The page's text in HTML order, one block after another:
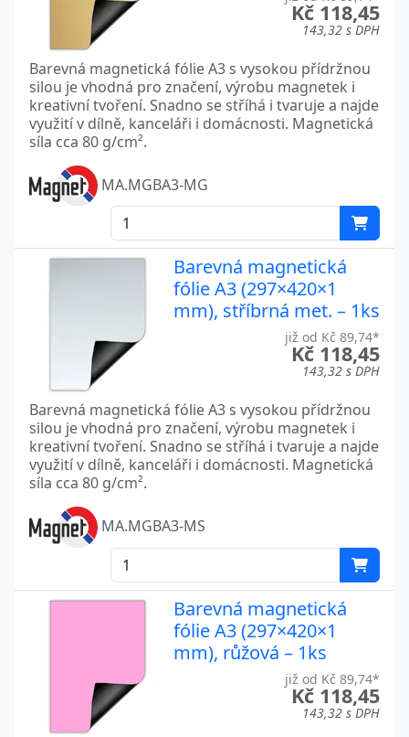
Kč 118,45
143,32 s DPH
Barevná magnetická fólie A3 s vysokou přídržnou
silou je vhodná pro značení, výrobu magnetek i
kreativní tvoření. Snadno se stříhá i tvaruje a najde
využití v dílně, kanceláři i domácnosti. Magnetická
síla cca 80 g/cm².
MA.MGBA3-MG
Barevná magnetická
fólie A3 (297×420×1
mm), stříbrná met. – 1ks
již od Kč 89,74*
Kč 118,45
143,32 s DPH
Barevná magnetická fólie A3 s vysokou přídržnou
silou je vhodná pro značení, výrobu magnetek i
kreativní tvoření. Snadno se stříhá i tvaruje a najde
využití v dílně, kanceláři i domácnosti. Magnetická
síla cca 80 g/cm².
MA.MGBA3-MS
Barevná magnetická
fólie A3 (297×420×1
mm), růžová – 1ks
již od Kč 89,74*
Kč 118,45
143,32 s DPH